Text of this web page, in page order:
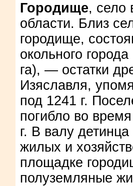
Городище, село
области. Близ
городище,
окольного
га), — остатки
Изяславля,
под 1241 г.
погибло во
г. В валу
жилых и
площадке
полуземляные